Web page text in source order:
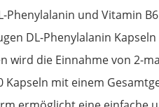
Phenylalanin und Vitamin
DL-Phenylalanin
wird die Einnahme von 2-
Kapseln mit einem